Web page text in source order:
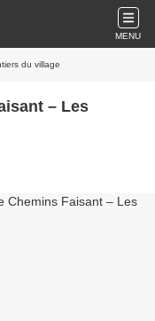
MENU
du village
– Les